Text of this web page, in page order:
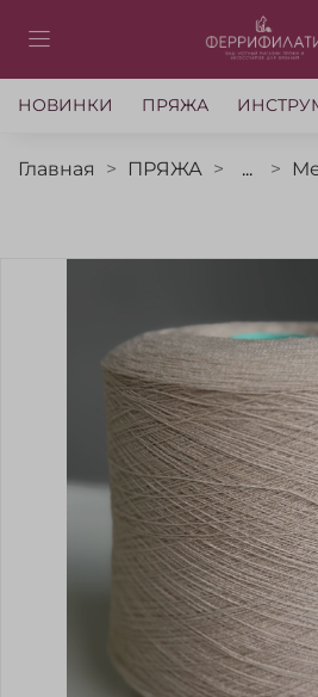
НОВИНКИ ПРЯЖА
Главная ПРЯЖА ...